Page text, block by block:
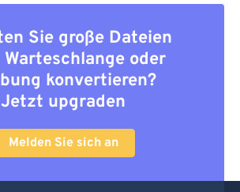
Sie große Dateien
Warteschlange oder
konvertieren?
Jetzt upgraden
Melden Sie sich an